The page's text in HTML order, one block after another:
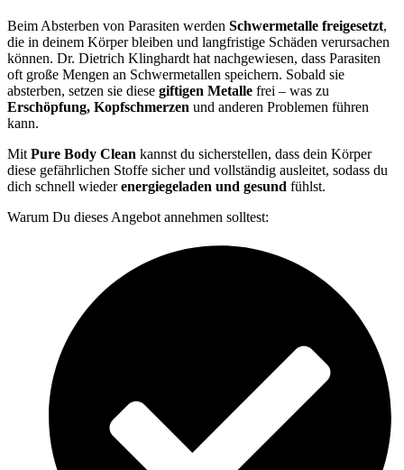
Beim Absterben von Parasiten werden Schwermetalle freigesetzt,
die in deinem Körper bleiben und langfristige Schäden verursachen
können. Dr. Dietrich Klinghardt hat nachgewiesen, dass Parasiten
oft große Mengen an Schwermetallen speichern. Sobald sie
absterben, setzen sie diese giftigen Metalle frei – was zu
Erschöpfung, Kopfschmerzen und anderen Problemen führen
kann.
Mit Pure Body Clean kannst du sicherstellen, dass dein Körper
diese gefährlichen Stoffe sicher und vollständig ausleitet, sodass du
dich schnell wiederenergiegeladen und gesund fühlst.
Warum Du dieses Angebot annehmen solltest: